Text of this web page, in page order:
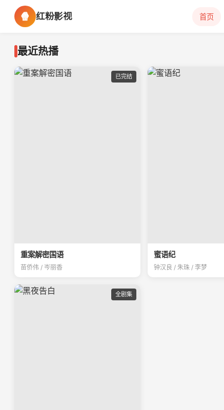
🍿 红粉影视 首页
最近热播
已完结
重案解密国语
苗侨伟 / 岑丽香
蜜语纪
钟汉良 / 朱珠 / 李梦
全剧集